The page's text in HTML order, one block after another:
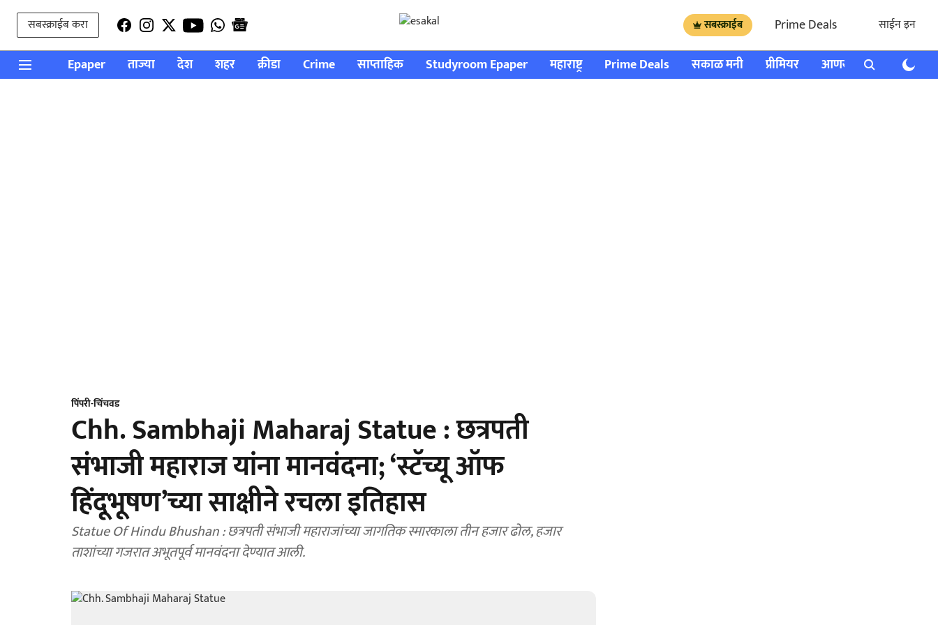
सबस्क्राईब करा सबस्क्राईब Prime Deals साईन इन
Epaper ताज्या देश शहर क्रीडा Crime साप्ताहिक Studyroom Epaper महाराष्ट्र Prime Deals सकाळ मनी प्रीमियर आणखी राशी भविष्य
पिंपरी-चिंचवड
Chh. Sambhaji Maharaj Statue : छत्रपती
संभाजी महाराज यांना मानवंदना; ‘स्टॅच्यू ऑफ
हिंदूभूषण’च्या साक्षीने रचला इतिहास
Statue Of Hindu Bhushan : छत्रपती संभाजी महाराजांच्या जागतिक स्मारकाला तीन हजार ढोल, हजार
ताशांच्या गजरात अभूतपूर्व मानवंदना देण्यात आली.